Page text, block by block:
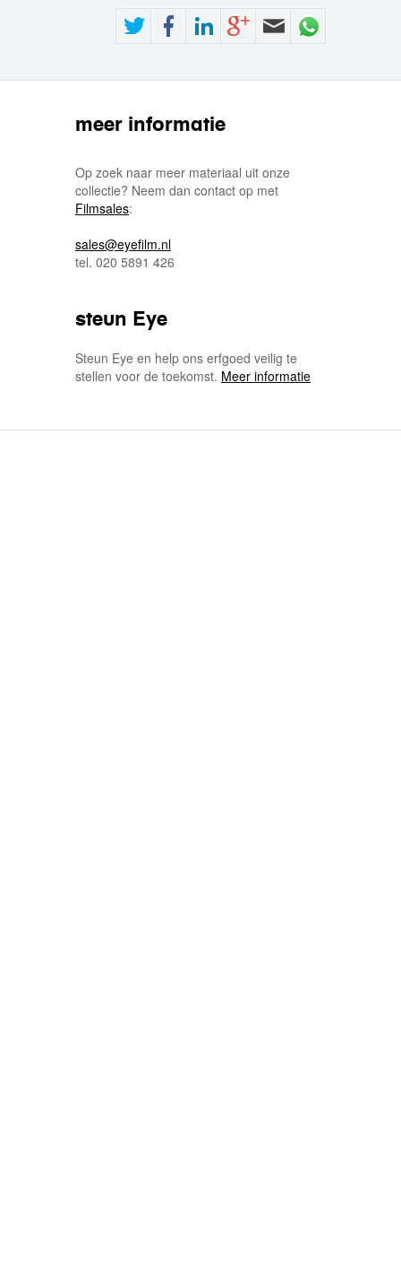
meer informatie
Op zoek naar meer materiaal uit onze
collectie? Neem dan contact op met
Filmsales:
sales@eyefilm.nl
tel. 020 5891 426
steun Eye
Steun Eye en help ons erfgoed veilig te
stellen voor de toekomst. Meer informatie